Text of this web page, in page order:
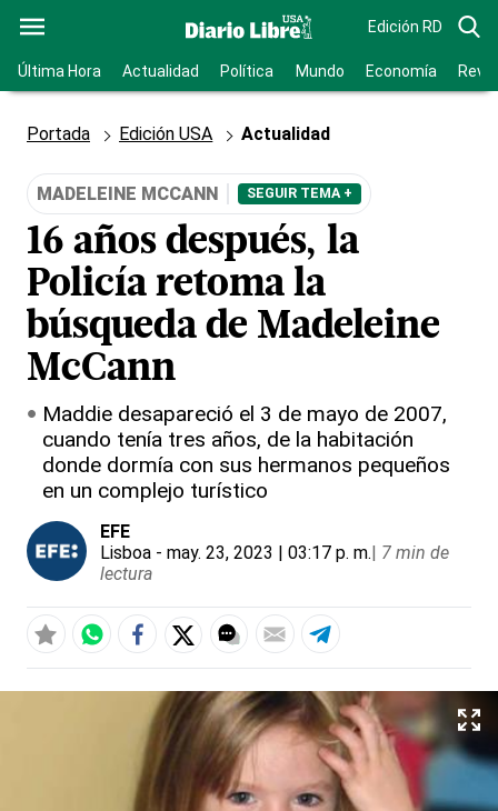
Edición RD
Última Hora Actualidad Política Mundo Economía
Portada Edición USA Actualidad
MADELEINE MCCANN SEGUIR TEMA +
16 años después, la
Policía retoma la
búsqueda de Madeleine
McCann
Maddie desapareció el 3 de mayo de 2007,
cuando tenía tres años, de la habitación
donde dormía con sus hermanos pequeños
en un complejo turístico
EFE
Lisboa - may. 23, 2023 | 03:17 p. m.| 7 min de
lectura